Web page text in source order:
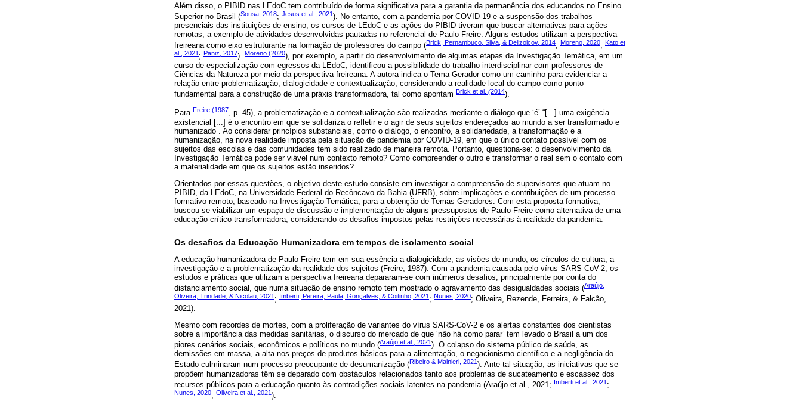
Além disso, o PIBID nas LEdoC tem contribuído de forma significativa para a garantia da permanência dos educandos no Ensino
Superior no Brasil (Sousa, 2018; Jesus et al., 2021). No entanto, com a pandemia por COVID-19 e a suspensão dos trabalhos
presenciais das instituições de ensino, os cursos de LEdoC e as ações do PIBID tiveram que buscar alternativas para ações
remotas, a exemplo de atividades desenvolvidas pautadas no referencial de Paulo Freire. Alguns estudos utilizam a perspectiva
freireana como eixo estruturante na formação de professores do campo (Brick, Pernambuco, Silva, & Delizoicov, 2014; Moreno, 2020; Kato et
al., 2021 ; Paniz, 2017). Moreno (2020), por exemplo, a partir do desenvolvimento de algumas etapas da Investigação Temática, em um
curso de especialização com egressos da LEdoC, identificou a possibilidade do trabalho interdisciplinar com professores de
Ciências da Natureza por meio da perspectiva freireana. A autora indica o Tema Gerador como um caminho para evidenciar a
relação entre problematização, dialogicidade e contextualização, considerando a realidade local do campo como ponto
fundamental para a construção de uma práxis transformadora, tal como apontam Brick et al. (2014).
Para Freire (1987, p. 45), a problematização e a contextualização são realizadas mediante o diálogo que ‘é’ “[...] uma exigência
existencial [...] é o encontro em que se solidariza o refletir e o agir de seus sujeitos endereçados ao mundo a ser transformado e
humanizado”. Ao considerar princípios substanciais, como o diálogo, o encontro, a solidariedade, a transformação e a
humanização, na nova realidade imposta pela situação de pandemia por COVID-19, em que o único contato possível com os
sujeitos das escolas e das comunidades tem sido realizado de maneira remota. Portanto, questiona-se: o desenvolvimento da
Investigação Temática pode ser viável num contexto remoto? Como compreender o outro e transformar o real sem o contato com
a materialidade em que os sujeitos estão inseridos?
Orientados por essas questões, o objetivo deste estudo consiste em investigar a compreensão de supervisores que atuam no
PIBID, da LEdoC, na Universidade Federal do Recôncavo da Bahia (UFRB), sobre implicações e contribuições de um processo
formativo remoto, baseado na Investigação Temática, para a obtenção de Temas Geradores. Com esta proposta formativa,
buscou-se viabilizar um espaço de discussão e implementação de alguns pressupostos de Paulo Freire como alternativa de uma
educação crítico-transformadora, considerando os desafios impostos pelas restrições necessárias à realidade da pandemia.
Os desafios da Educação Humanizadora em tempos de isolamento social
A educação humanizadora de Paulo Freire tem em sua essência a dialogicidade, as visões de mundo, os círculos de cultura, a
investigação e a problematização da realidade dos sujeitos (Freire, 1987). Com a pandemia causada pelo vírus SARS-CoV-2, os
estudos e práticas que utilizam a perspectiva freireana depararam-se com inúmeros desafios, principalmente por conta do
distanciamento social, que numa situação de ensino remoto tem mostrado o agravamento das desigualdades sociais (Araújo,
Oliveira, Trindade, & Nicolau, 2021; Imberti, Pereira, Paula, Gonçalves, & Coitinho, 2021; Nunes, 2020; Oliveira, Rezende, Ferreira, & Falcão,
2021).
Mesmo com recordes de mortes, com a proliferação de variantes do vírus SARS-CoV-2 e os alertas constantes dos cientistas
sobre a importância das medidas sanitárias, o discurso do mercado de que ‘não há como parar’ tem levado o Brasil a um dos
piores cenários sociais, econômicos e políticos no mundo (Araújo et al., 2021). O colapso do sistema público de saúde, as
demissões em massa, a alta nos preços de produtos básicos para a alimentação, o negacionismo científico e a negligência do
Estado culminaram num processo preocupante de desumanização (Ribeiro & Mainieri, 2021). Ante tal situação, as iniciativas que se
propõem humanizadoras têm se deparado com obstáculos relacionados tanto aos problemas de sucateamento e escassez dos
recursos públicos para a educação quanto às contradições sociais latentes na pandemia (Araújo et al., 2021; Imberti et al., 2021 ;
Nunes, 2020; Oliveira et al., 2021 ).